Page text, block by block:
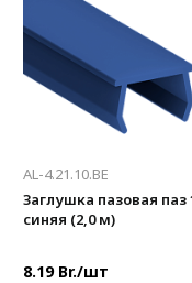
Масса, кг/шт:
AL-4.21.10.BE
Заглушка пазовая паз
синяя (2,0 м)
8.19 Br./шт